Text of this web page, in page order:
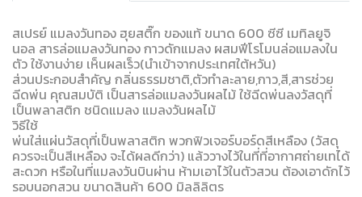
สเปรย์ แมลงวันทอง ฮุยสติ๊ก ของแท้ ขนาด 600 ซีซี เมทิลยูจิ
นอล สารล่อแมลงวันทอง กาวดักแมลง ผสมฟีโรโมนล่อแมลงใน
ตัว ใช้งานง่าย เห็นผลเร็ว(นำเข้าจากประเทศใต้หวัน)
ส่วนประกอบสำคัญ กลิ่นธรรมชาติ,ตัวทำละลาย,กาว,สี,สารช่วย
ฉีดพ่น คุณสมบัติ เป็นสารล่อแมลงวันผลไม้ ใช้ฉีดพ่นลงวัสดุที่
เป็นพลาสติก ชนิดแมลง แมลงวันผลไม้
วิธีใช้
พ่นใส่แผ่นวัสดุที่เป็นพลาสติก พวกฟิวเจอร์บอร์ดสีเหลือง (วัสดุ
ควรจะเป็นสีเหลือง จะได้ผลดีกว่า) แล้ววางไว้ในที่ที่อากาศถ่ายเทได้
สะดวก หรือในที่แมลงวันบินผ่าน ห้ามเอาไว้ในตัวสวน ต้องเอาดักไว้
รอบนอกสวน ขนาดสินค้า 600 มิลลิลิตร